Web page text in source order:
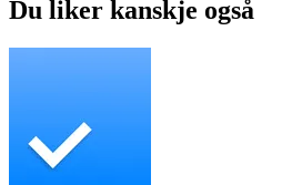
Du liker kanskje også